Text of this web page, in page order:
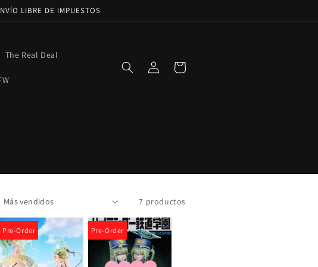
LIBRE DE IMPUESTOS
The Real Deal
Iniciar
sesión
Carrito
7 productos
Pre-Order Pre-Order